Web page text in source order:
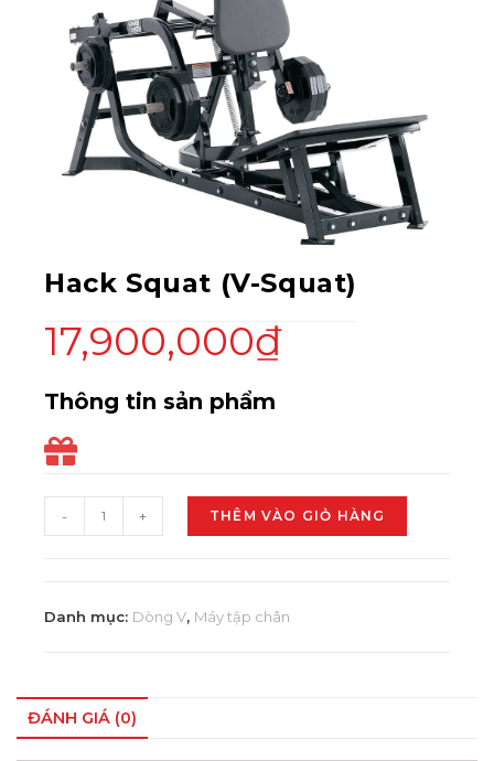
Hack Squat (V-Squat)
17,900,000₫
Thông tin sản phẩm
- + THÊM VÀO GIỎ HÀNG
Danh mục: Dòng V, Máy tập chân
ĐÁNH GIÁ (0)